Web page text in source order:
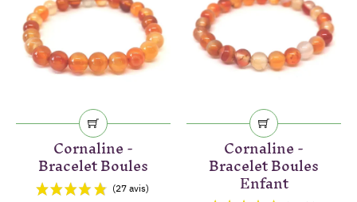
Cornaline -
Bracelet Boules
Cornaline -
Bracelet Boules
Enfant